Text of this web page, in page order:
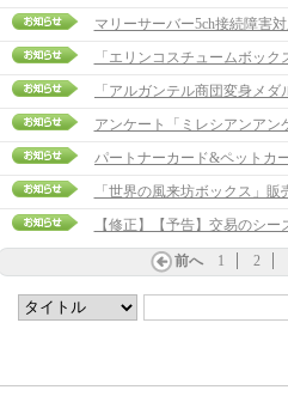
マリーサーバー5ch接続障害
「エリンコスチュームボッ
アンケート「ミレシアンアン
パートナーカード&ペットカ
「世界の風来坊ボックス」
【修正】【予告】交易のシ
前へ 1 2